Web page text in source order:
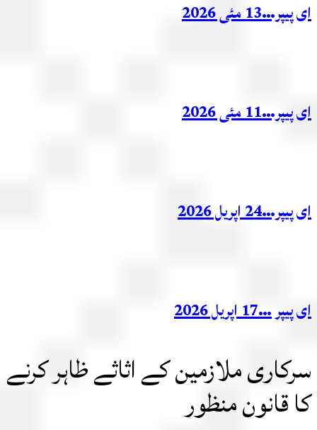
مئی 2026
مئی 2026
اپریل 2026
اپریل 2026
ملازمین کے اثاثے ظاہر کرنے
قانون منظور